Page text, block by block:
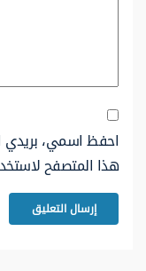
احفظ اسمي، بريدي
هذا المتصفح